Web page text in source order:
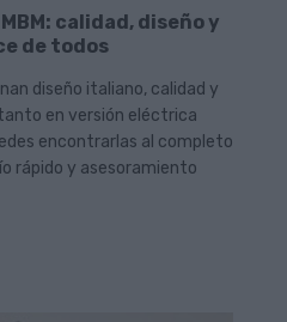
calidad, diseño y
de todos
diseño italiano, calidad y
en versión eléctrica
encontrarlas al completo
rápido y asesoramiento